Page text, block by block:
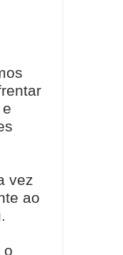
vez
ao
o